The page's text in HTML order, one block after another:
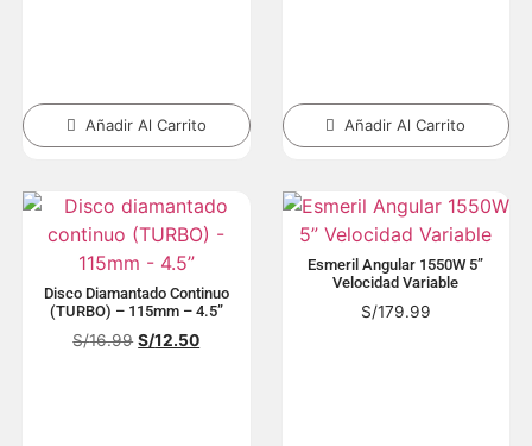
Añadir Al Carrito Añadir Al Carrito
Disco Diamantado Continuo
(TURBO) – 115mm – 4.5”
S/16.99 S/12.50
Esmeril Angular 1550W 5”
Velocidad Variable
S/179.99